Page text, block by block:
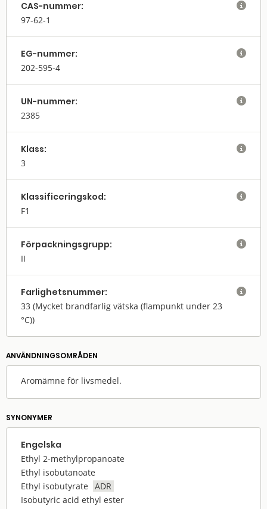
CAS-nummer:
97-62-1

EG-nummer:
202-595-4

UN-nummer:
2385

Klass:
3

Klassifi­cerings­kod:
F1

Förpack­nings­grupp:
II

Farlighets­nummer:
33 (Mycket brandfarlig vätska (flampunkt under 23
°C))

ANVÄNDNINGS­OMRÅDEN
Aromämne för livsmedel.
SYNONYMER
Engelska
Ethyl 2-methylpropanoate
Ethyl isobutanoate
Ethyl isobutyrate
ADR
Isobutyric acid ethyl ester